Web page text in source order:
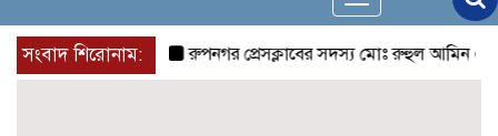
navigation
সংবাদ শিরোনাম:
রুপনগর প্রেসক্লাবের সদস্য মোঃ রুহুল আমিন এর